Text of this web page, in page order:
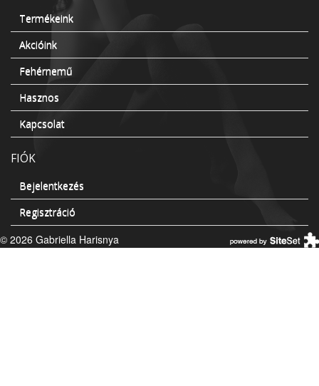
Termékeink
Akcióink
Fehérnemű
Hasznos
Kapcsolat
FIÓK
Bejelentkezés
Regisztráció
© 2026 Gabriella Harisnya